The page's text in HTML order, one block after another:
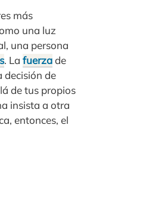
más
una luz
una persona
. La fuerzade
decisión de
de tus propios
insista a otra
entonces, el